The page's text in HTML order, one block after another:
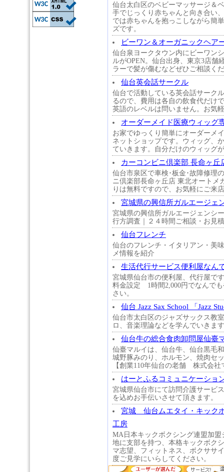
仙台太白区のベビーマッサージ＆
手でじっくり赤ちゃんと向き合い
では赤ちゃんを抱っこしながら簡
ズです。
ビーワン＆オーガニックヘ
仙台泉ヨークタウン内にビーワン
ルがOPEN。仙台出身、東京3店舗
ラーで髪が傷むなどぜひご相談く
仙台英会話サークル
仙台で活動している英会話サーク
るので、費用は各自の飲食代だけ
英語のレベルは問いません。お気
オーダーメイド医療ウィッグ
お家でゆっくり簡単にオーダーメ
ネットショップです。ウィッグ、
ていきます。自分だけのウィッグ
カーコンビニ倶楽部 長命ヶ丘
仙台市泉区で車検･板金･故障修理
ニ倶楽部長命ヶ丘店 東北オートメ
りは無料ですので、お気軽にご来
宮城県の興信所ガルエージェ
宮城県の興信所ガルエージェンシ
行方調査｜２４時間ご相談・お見
仙台フレンチ
仙台のフレンチ・イタリアン・美
メ情報を紹介
生活代行サービス便利屋なん
宮城県仙台市の便利屋、代行屋で
料金設定 1時間2,000円でなんで
さい。
仙台 Jazz Sax School 「Jazz
仙台市太白区のジャズサックス教
ロ、音楽理論などを学んでいきま
仙台牛の総合食肉卸問屋仙臺
仙臺マルイは、仙台牛、仙台黒毛
城野豚みのり、ホルモン、焼肉セ
【創業110年仙台の老舗 株式会社
はーとふるコミュニケーショ
宮城県仙台市にて訪問介護サービ
を込めお手伝いさせて頂きます。
宮城 仙台ムエタイ・キック
工房
MA日本キックボクシング連盟加
地に支部を持つ、本格キックボク
マ志望、フィットネス、ボクササ
度ご見学にいらしてください。